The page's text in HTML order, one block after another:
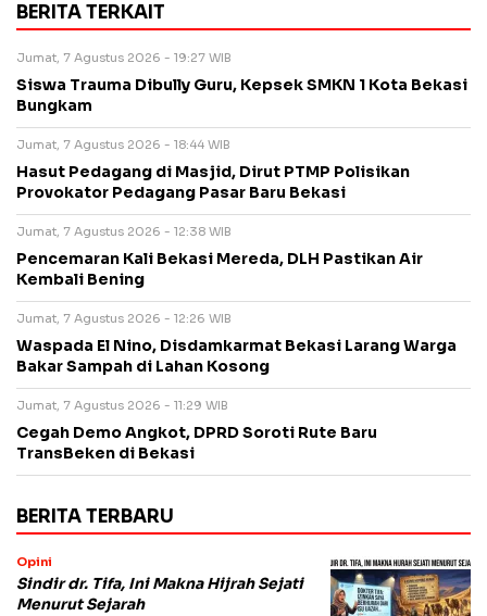
BERITA TERKAIT
Jumat, 7 Agustus 2026 - 19:27 WIB
Siswa Trauma Dibully Guru, Kepsek SMKN 1 Kota Bekasi
Bungkam
Jumat, 7 Agustus 2026 - 18:44 WIB
Hasut Pedagang di Masjid, Dirut PTMP Polisikan
Provokator Pedagang Pasar Baru Bekasi
Jumat, 7 Agustus 2026 - 12:38 WIB
Pencemaran Kali Bekasi Mereda, DLH Pastikan Air
Kembali Bening
Jumat, 7 Agustus 2026 - 12:26 WIB
Waspada El Nino, Disdamkarmat Bekasi Larang Warga
Bakar Sampah di Lahan Kosong
Jumat, 7 Agustus 2026 - 11:29 WIB
Cegah Demo Angkot, DPRD Soroti Rute Baru
TransBeken di Bekasi
BERITA TERBARU
Opini
Sindir dr. Tifa, Ini Makna Hijrah Sejati
Menurut Sejarah